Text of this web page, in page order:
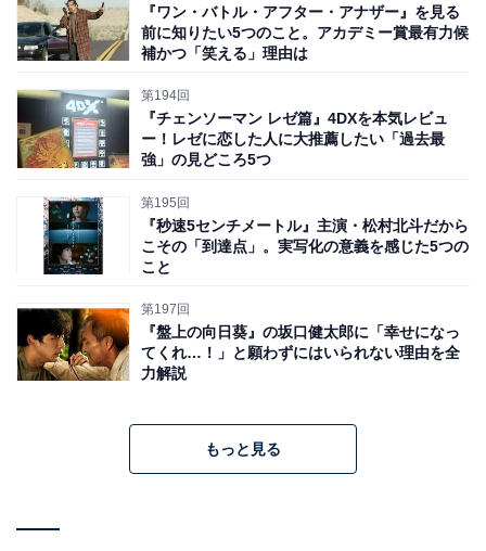
『ワン・バトル・アフター・アナザー』を見る
前に知りたい5つのこと。アカデミー賞最有力候
補かつ「笑える」理由は
第194回
『チェンソーマン レゼ篇』4DXを本気レビュ
ー！レゼに恋した人に大推薦したい「過去最
強」の見どころ5つ
第195回
『秒速5センチメートル』主演・松村北斗だから
こその「到達点」。実写化の意義を感じた5つの
こと
第197回
『盤上の向日葵』の坂口健太郎に「幸せになっ
てくれ…！」と願わずにはいられない理由を全
力解説
もっと見る